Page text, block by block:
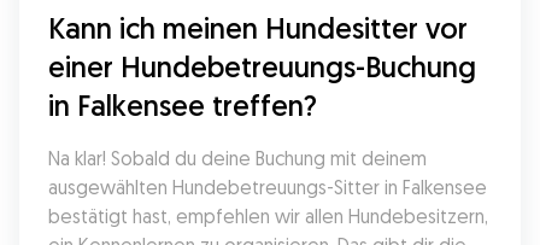
Kann ich meinen Hundesitter vor
einer Hundebetreuungs-Buchung
in Falkensee treffen?
Na klar! Sobald du deine Buchung mit deinem
ausgewählten Hundebetreuungs-Sitter in Falkensee
bestätigt hast, empfehlen wir allen Hundebesitzern,